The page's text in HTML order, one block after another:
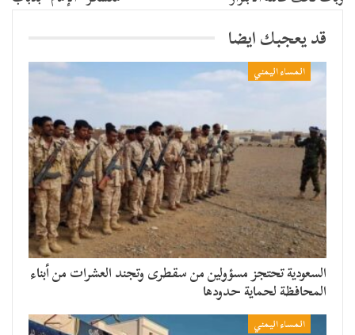
قد يعجبك ايضا
المساء اليمني
السعودية تحتجز مسؤولين من سقطرى وتجند العشرات من أبناء
المحافظة لحماية حدودها
المساء اليمني